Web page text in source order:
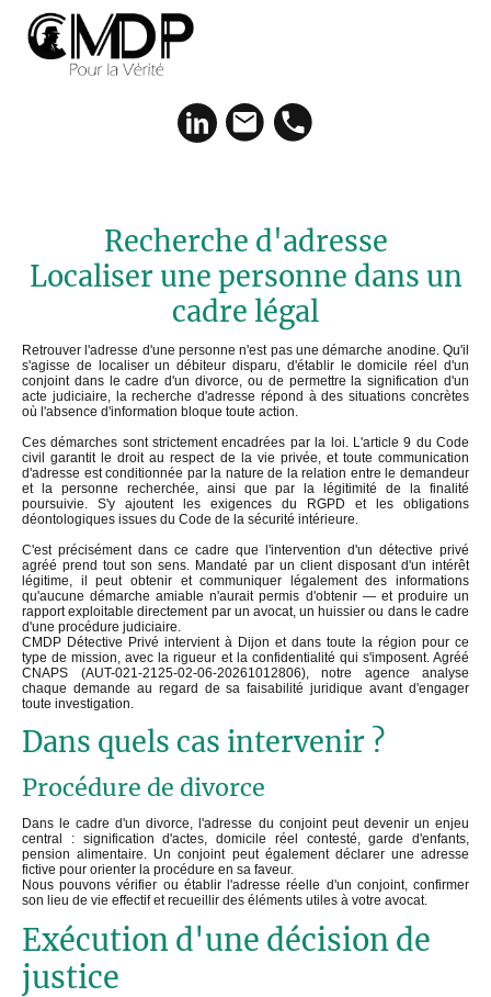
Recherche d'adresse
Localiser une personne dans un
cadre légal
Retrouver l'adresse d'une personne n'est pas une démarche anodine. Qu'il
s'agisse de localiser un débiteur disparu, d'établir le domicile réel d'un
conjoint dans le cadre d'un divorce, ou de permettre la signification d'un
acte judiciaire, la recherche d'adresse répond à des situations concrètes
où l'absence d'information bloque toute action.
Ces démarches sont strictement encadrées par la loi. L'article 9 du Code
civil garantit le droit au respect de la vie privée, et toute communication
d'adresse est conditionnée par la nature de la relation entre le demandeur
et la personne recherchée, ainsi que par la légitimité de la finalité
poursuivie. S'y ajoutent les exigences du RGPD et les obligations
déontologiques issues du Code de la sécurité intérieure.
C'est précisément dans ce cadre que l'intervention d'un détective privé
agréé prend tout son sens. Mandaté par un client disposant d'un intérêt
légitime, il peut obtenir et communiquer légalement des informations
qu'aucune démarche amiable n'aurait permis d'obtenir — et produire un
rapport exploitable directement par un avocat, un huissier ou dans le cadre
d'une procédure judiciaire.
CMDP Détective Privé intervient à Dijon et dans toute la région pour ce
type de mission, avec la rigueur et la confidentialité qui s'imposent. Agréé
CNAPS (AUT-021-2125-02-06-20261012806), notre agence analyse
chaque demande au regard de sa faisabilité juridique avant d'engager
toute investigation.
Dans le cadre d'un divorce, l'adresse du conjoint peut devenir un enjeu
central : signification d'actes, domicile réel contesté, garde d'enfants,
pension alimentaire. Un conjoint peut également déclarer une adresse
fictive pour orienter la procédure en sa faveur.
Nous pouvons vérifier ou établir l'adresse réelle d'un conjoint, confirmer
son lieu de vie effectif et recueillir des éléments utiles à votre avocat.
Procédure de divorce
Dans quels cas intervenir ?
Exécution d'une décision de
justice